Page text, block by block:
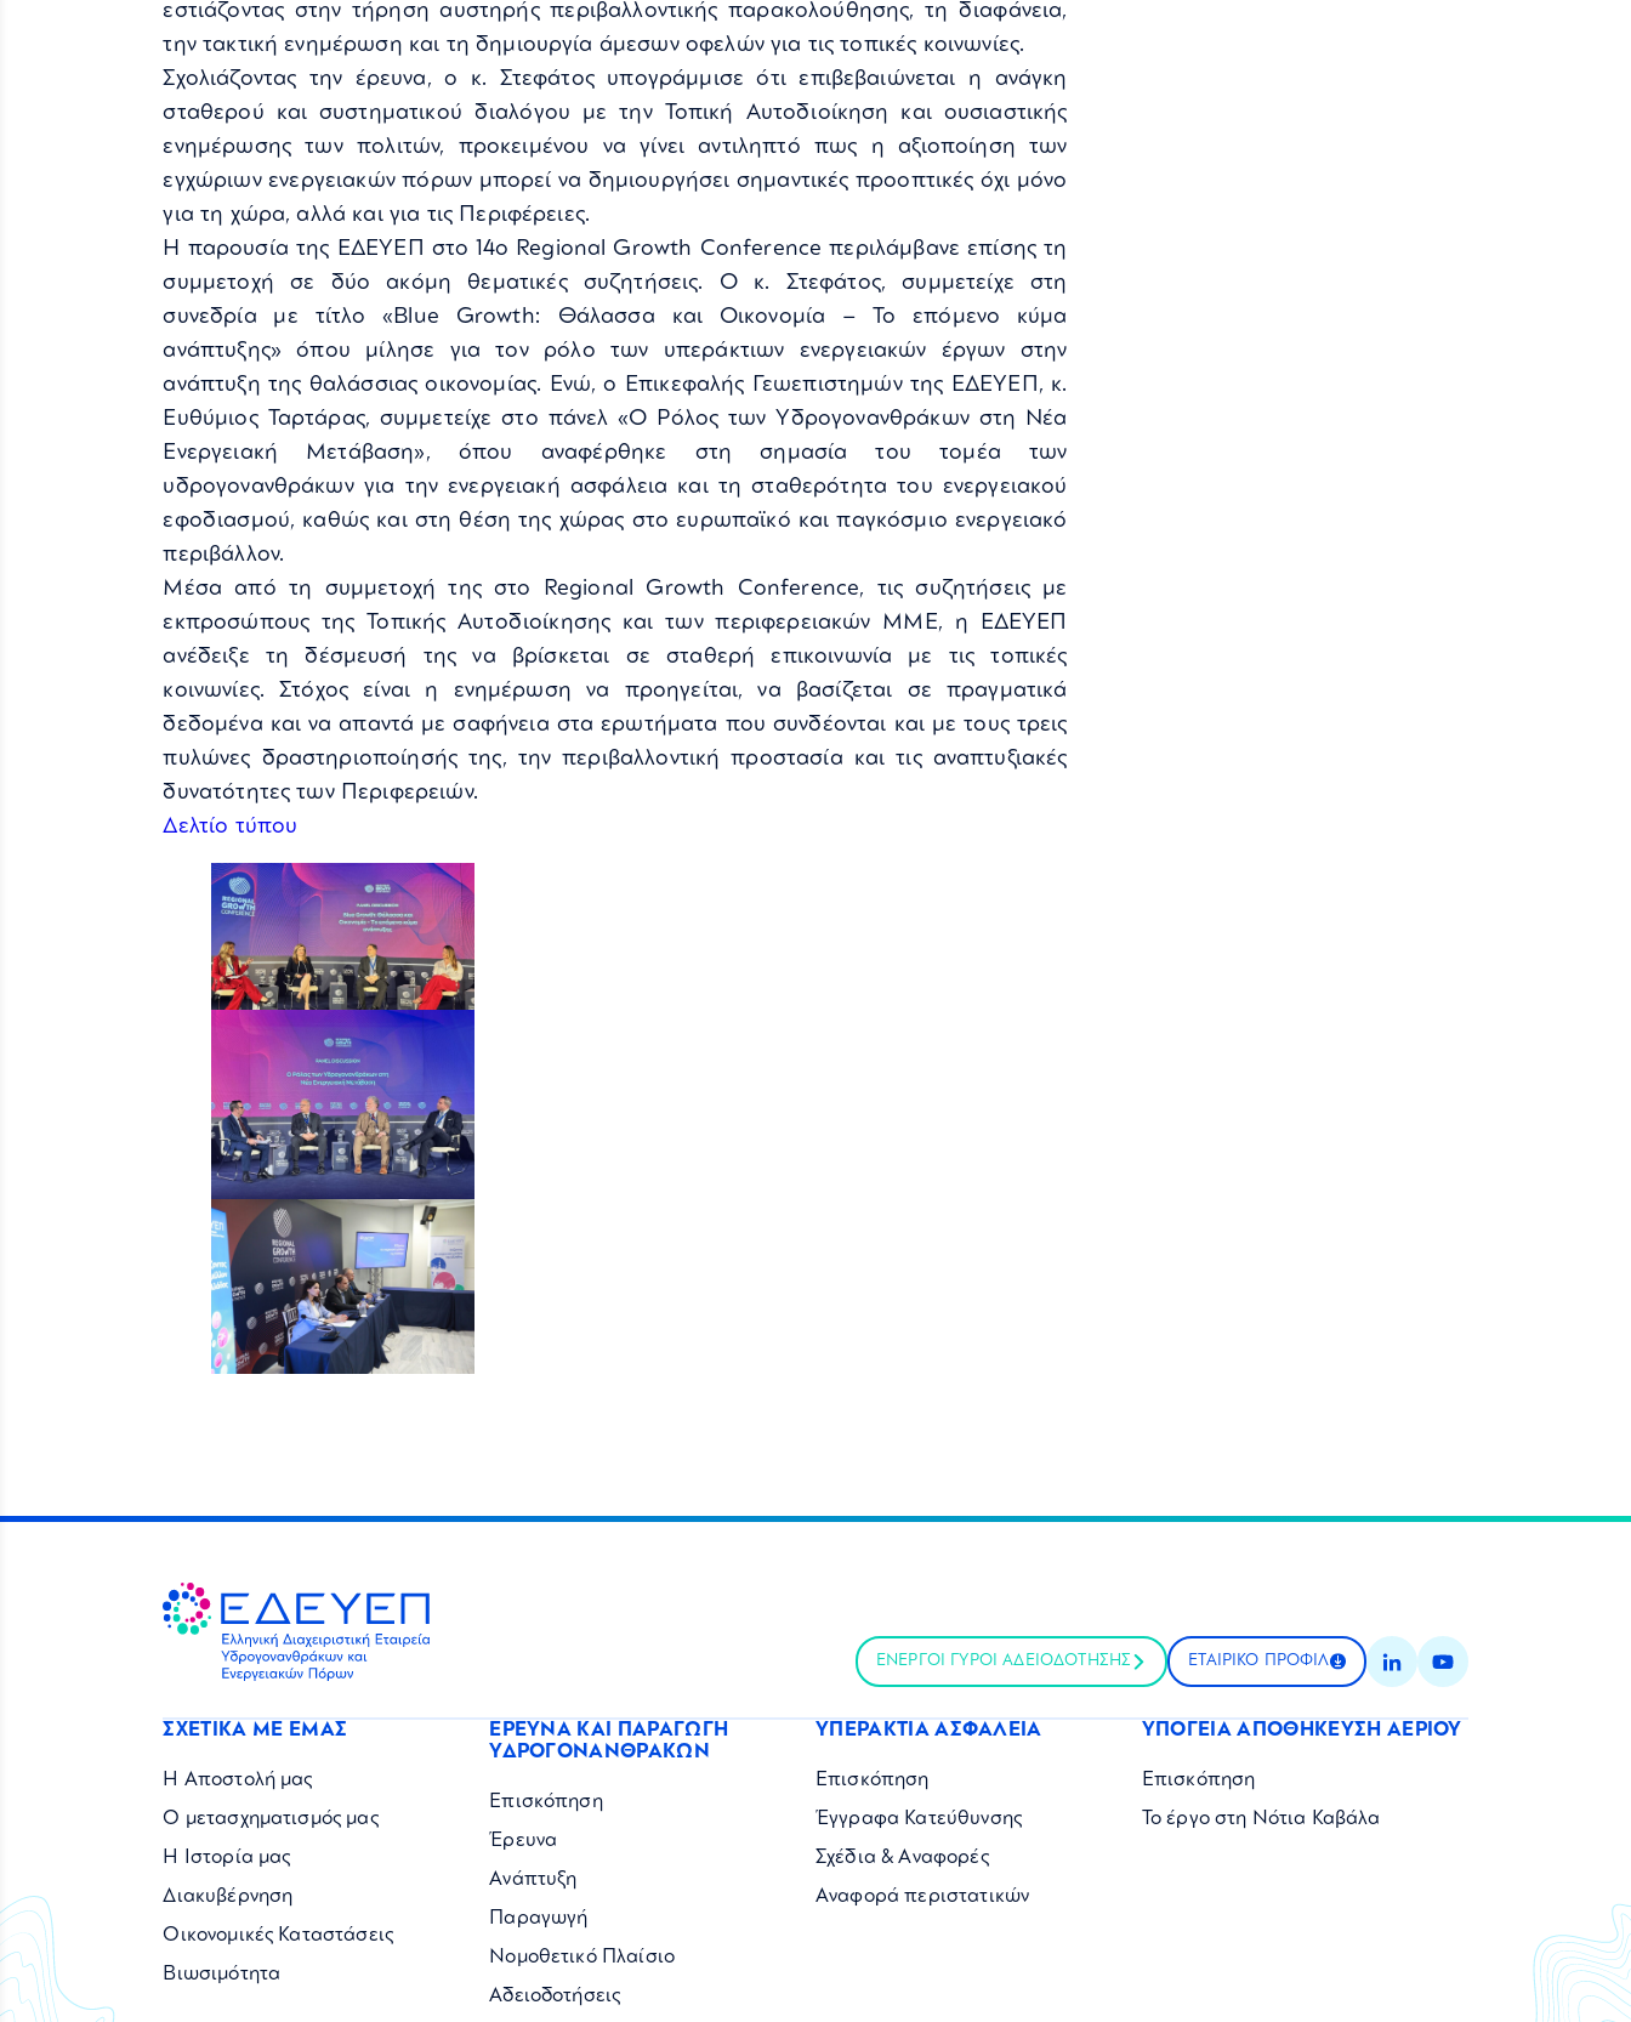
εστιάζοντας στην τήρηση αυστηρής περιβαλλοντικής παρακολούθησης, τη διαφάνεια,
την τακτική ενημέρωση και τη δημιουργία άμεσων οφελών για τις τοπικές κοινωνίες.
Σχολιάζοντας την έρευνα, ο κ. Στεφάτος υπογράμμισε ότι επιβεβαιώνεται η ανάγκη
σταθερού και συστηματικού διαλόγου με την Τοπική Αυτοδιοίκηση και ουσιαστικής
ενημέρωσης των πολιτών, προκειμένου να γίνει αντιληπτό πως η αξιοποίηση των
εγχώριων ενεργειακών πόρων μπορεί να δημιουργήσει σημαντικές προοπτικές όχι μόνο
για τη χώρα, αλλά και για τις Περιφέρειες.
Η παρουσία της ΕΔΕΥΕΠ στο 14ο Regional Growth Conference περιλάμβανε επίσης τη
συμμετοχή σε δύο ακόμη θεματικές συζητήσεις. Ο κ. Στεφάτος, συμμετείχε στη
συνεδρία με τίτλο «Blue Growth: Θάλασσα και Οικονομία – Το επόμενο κύμα
ανάπτυξης» όπου μίλησε για τον ρόλο των υπεράκτιων ενεργειακών έργων στην
ανάπτυξη της θαλάσσιας οικονομίας. Ενώ, ο Επικεφαλής Γεωεπιστημών της ΕΔΕΥΕΠ, κ.
Ευθύμιος Ταρτάρας, συμμετείχε στο πάνελ «Ο Ρόλος των Υδρογονανθράκων στη Νέα
Ενεργειακή Μετάβαση», όπου αναφέρθηκε στη σημασία του τομέα των
υδρογονανθράκων για την ενεργειακή ασφάλεια και τη σταθερότητα του ενεργειακού
εφοδιασμού, καθώς και στη θέση της χώρας στο ευρωπαϊκό και παγκόσμιο ενεργειακό
περιβάλλον.
Μέσα από τη συμμετοχή της στο Regional Growth Conference, τις συζητήσεις με
εκπροσώπους της Τοπικής Αυτοδιοίκησης και των περιφερειακών ΜΜΕ, η ΕΔΕΥΕΠ
ανέδειξε τη δέσμευσή της να βρίσκεται σε σταθερή επικοινωνία με τις τοπικές
κοινωνίες. Στόχος είναι η ενημέρωση να προηγείται, να βασίζεται σε πραγματικά
δεδομένα και να απαντά με σαφήνεια στα ερωτήματα που συνδέονται και με τους τρεις
πυλώνες δραστηριοποίησής της, την περιβαλλοντική προστασία και τις αναπτυξιακές
δυνατότητες των Περιφερειών.
Δελτίο τύπου
ΕΝΕΡΓΟΙ ΓΥΡΟΙ ΑΔΕΙΟΔΟΤΗΣΗΣ ΕΤΑΙΡΙΚΟ ΠΡΟΦΙΛ
ΣΧΕΤΙΚΑ ΜΕ ΕΜΑΣ
Η Αποστολή μας
Ο μετασχηματισμός μας
Η Ιστορία μας
Διακυβέρνηση
Οικονομικές Καταστάσεις
Βιωσιμότητα
ΕΡΕΥΝΑ ΚΑΙ ΠΑΡΑΓΩΓΗ
ΥΔΡΟΓΟΝΑΝΘΡΑΚΩΝ
Επισκόπηση
Έρευνα
Ανάπτυξη
Παραγωγή
Νομοθετικό Πλαίσιο
Αδειοδοτήσεις
ΥΠΕΡΑΚΤΙΑ ΑΣΦΑΛΕΙΑ
Επισκόπηση
Έγγραφα Κατεύθυνσης
Σχέδια & Αναφορές
Αναφορά περιστατικών
ΥΠΟΓΕΙΑ ΑΠΟΘΗΚΕΥΣΗ ΑΕΡΙΟΥ
Επισκόπηση
Το έργο στη Νότια Καβάλα